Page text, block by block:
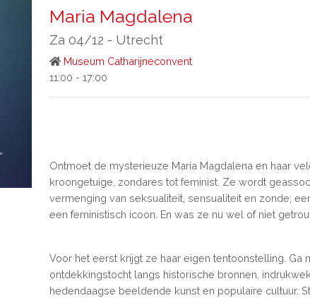
Maria Magdalena
Za 04/12 - Utrecht
Museum Catharijneconvent
11:00 - 17:00
Ontmoet de mysterieuze Maria Magdalena en haar
kroongetuige, zondares tot feminist. Ze wordt
vermenging van seksualiteit, sensualiteit en zonde;
een feministisch icoon. En was ze nu wel of niet
Voor het eerst krijgt ze haar eigen tentoonstelling. Ga
ontdekkingstocht langs historische bronnen,
hedendaagse beeldende kunst en populaire cultuur.